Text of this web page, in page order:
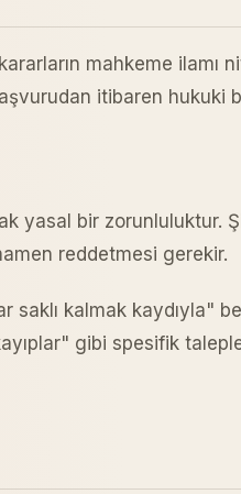
mahkeme ilamı
itibaren hukuki
yasal bir zorunluluktur.
reddetmesi gerekir.
kalmak kaydıyla"
gibi spesifik